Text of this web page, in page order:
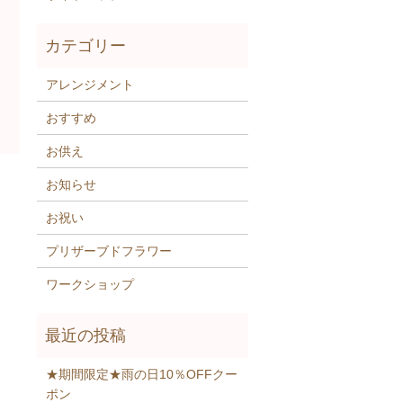
アレンジメント
おすすめ
お供え
お知らせ
お祝い
プリザーブドフラワー
ワークショップ
★期間限定★雨の日10％OFFクー
ポン